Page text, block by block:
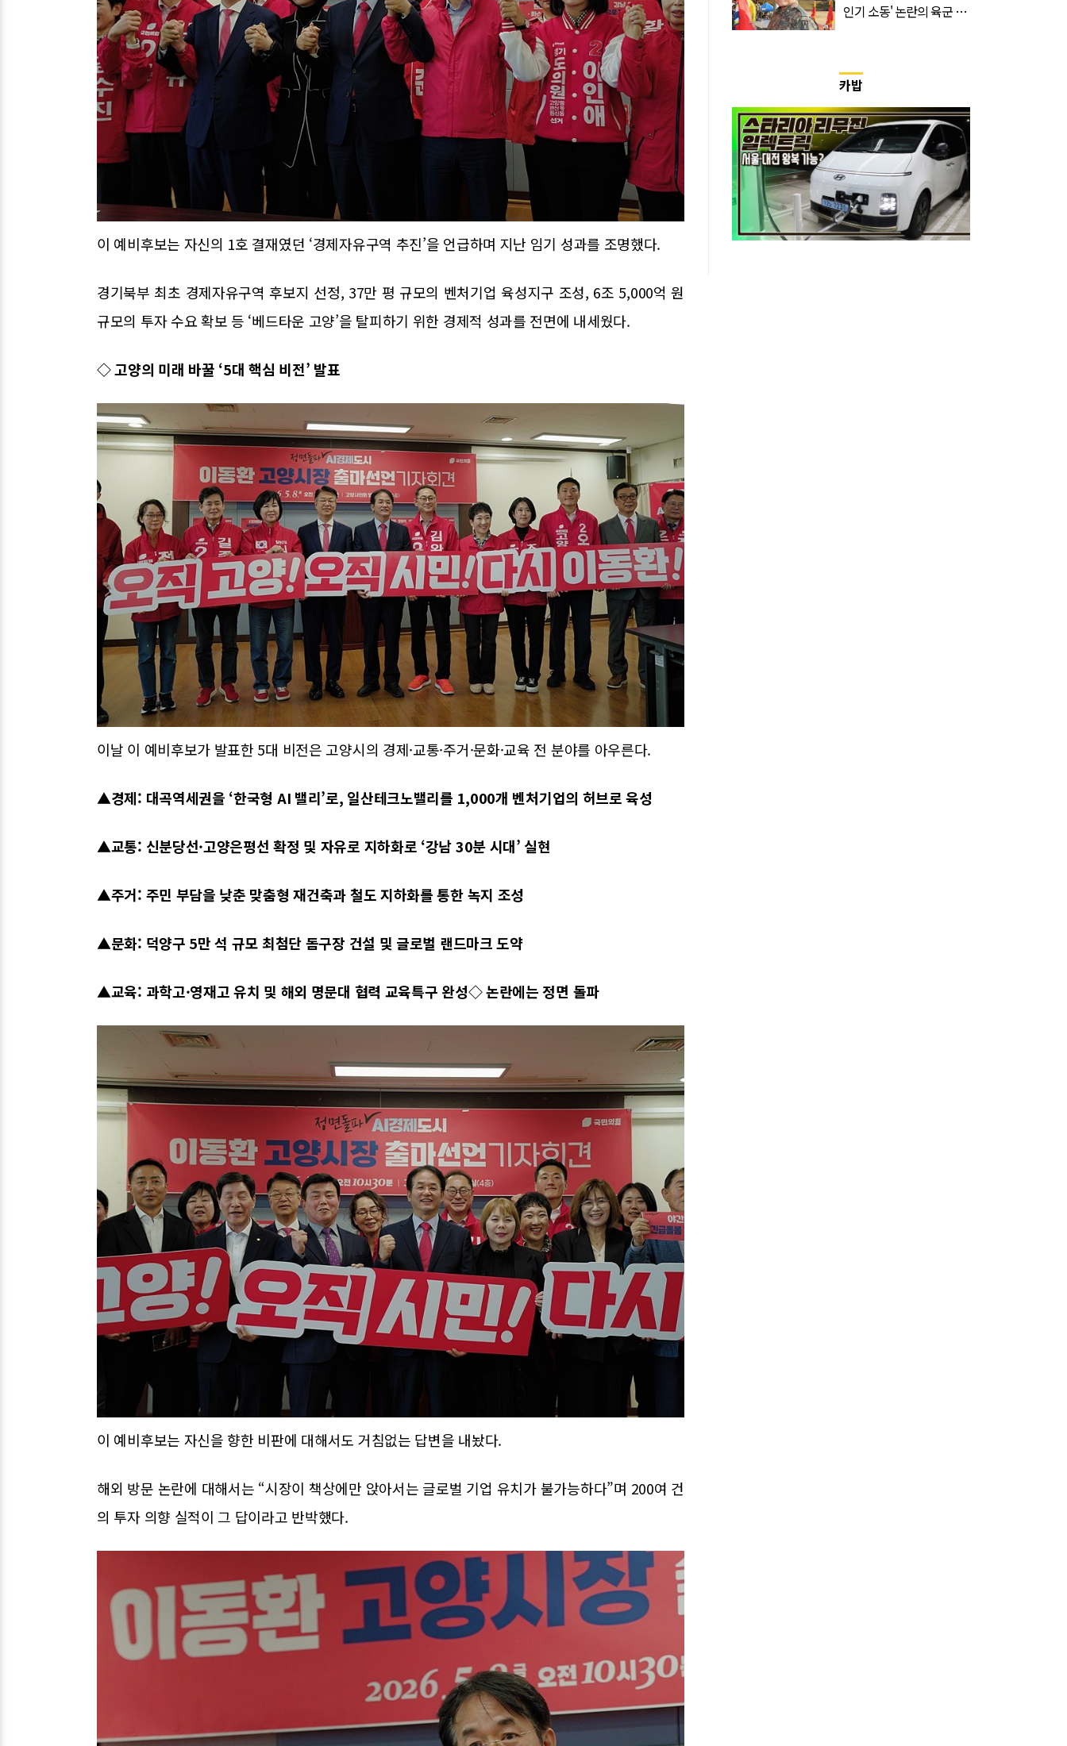
이 예비후보는 자신의 1호 결재였던 ‘경제자유구역 추진’을 언급하며 지난 임기 성과를 조명했다.
경기북부 최초 경제자유구역 후보지 선정, 37만 평 규모의 벤처기업 육성지구 조성, 6조 5,000억 원
규모의 투자 수요 확보 등 ‘베드타운 고양’을 탈피하기 위한 경제적 성과를 전면에 내세웠다.
◇ 고양의 미래 바꿀 ‘5대 핵심 비전’ 발표
이날 이 예비후보가 발표한 5대 비전은 고양시의 경제·교통·주거·문화·교육 전 분야를 아우른다.
▲경제: 대곡역세권을 ‘한국형 AI 밸리’로, 일산테크노밸리를 1,000개 벤처기업의 허브로 육성
▲교통: 신분당선·고양은평선 확정 및 자유로 지하화로 ‘강남 30분 시대’ 실현
▲주거: 주민 부담을 낮춘 맞춤형 재건축과 철도 지하화를 통한 녹지 조성
▲문화: 덕양구 5만 석 규모 최첨단 돔구장 건설 및 글로벌 랜드마크 도약
▲교육: 과학고·영재고 유치 및 해외 명문대 협력 교육특구 완성◇ 논란에는 정면 돌파
이 예비후보는 자신을 향한 비판에 대해서도 거침없는 답변을 내놨다.
해외 방문 논란에 대해서는 “시장이 책상에만 앉아서는 글로벌 기업 유치가 불가능하다”며 200여 건
의 투자 의향 실적이 그 답이라고 반박했다.
인기 소동' 논란의 육군 1
카밥